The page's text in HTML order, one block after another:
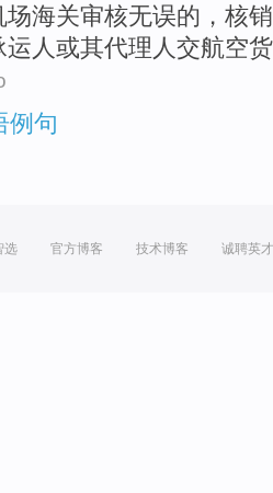
场海关审核无误的，核
运人或其代理人交航空
例句
选 官方博客 技术博客 诚聘英才